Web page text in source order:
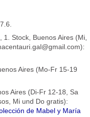
Stock, Buenos Aires (Mi,
Aires (Mo-Fr 15-19
Aires (Di-Fr 12-18, Sa
Mi und Do gratis):
de Mabel y María